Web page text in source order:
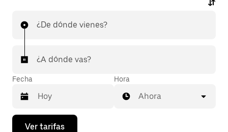
¿De dónde vienes?
¿A dónde vas?
Fecha
Presiona
Hora
Ahora
Ver tarifas